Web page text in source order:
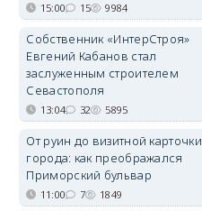
15:00 15 9984
Собственник «ИнтерСтроя»
Евгений Кабанов стал
заслуженным строителем
Севастополя
13:04 32 5895
От руин до визитной карточки
города: как преображался
Приморский бульвар
11:00 7 1849